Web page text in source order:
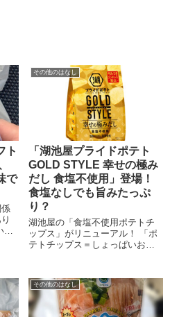
ト
で
…
その他のはなし
「湖池屋プライドポテト
GOLD STYLE 幸せの極み
だし 食塩不使用」登場！
食塩なしでも旨みたっぷ
り？
湖池屋の「食塩不使用ポテトチ
ップス」がリニューアル！ 「ポ
テトチップス＝しょっぱいお菓
しっかり美味しいポテチ も増え
てきましたね。 湖池屋が2024年
に発売した「湖池屋プライド
ポ...
その他のはなし